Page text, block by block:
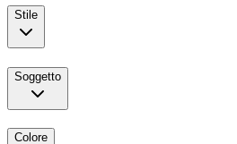
Stile
Soggetto
Colore